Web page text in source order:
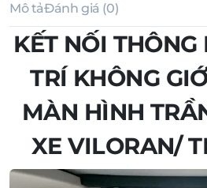
Mô tảĐánh giá (0)
KẾT NỐI
TRÍ KHÔNG
MÀN HÌNH
XE VILORAN/